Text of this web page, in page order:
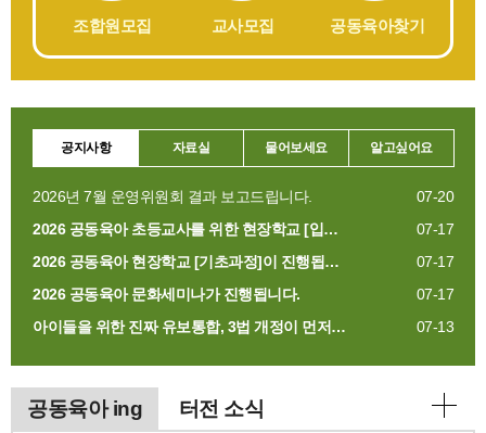
조합원모집 교사모집 공동육아찾기
공지사항 자료실 물어보세요 알고싶어요
2026년 7월 운영위원회 결과 보고드립니다.
07-20
2026 공동육아 초등교사를 위한 현장학교 [입…
07-17
2026 공동육아 현장학교 [기초과정]이 진행됩…
07-17
2026 공동육아 문화세미나가 진행됩니다.
07-17
아이들을 위한 진짜 유보통합, 3법 개정이 먼저…
07-13
공동육아 ing 터전 소식